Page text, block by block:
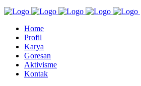
Home
Profil
Karya
Goresan
Aktivisme
Kontak